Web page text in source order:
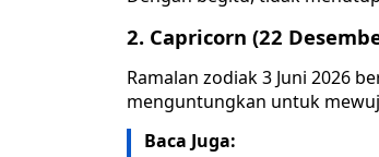
2. Capricorn (22
Ramalan zodiak 3 Juni 2026
menguntungkan untuk
Baca Juga: